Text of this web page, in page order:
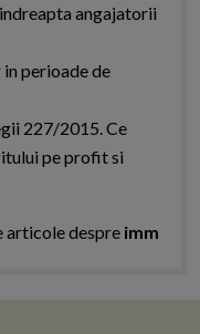
angajatorii
perioade de
227/2015. Ce
pe profit si
articole despre imm